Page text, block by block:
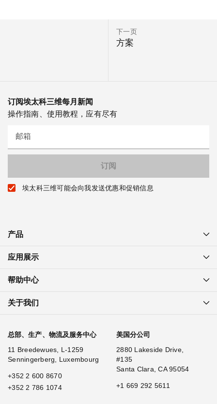
下一页
方案
订阅埃太科三维每月新闻
操作指南、使用教程，应有尽有
邮箱
埃太科三维可能会向我发送优惠和促销信息
产品
应用展示
帮助中心
关于我们
总部、生产、物流及服务中心
11 Breedewues, L-1259
Senningerberg, Luxembourg
+352 2 600 8670
+352 2 786 1074
美国分公司
2880 Lakeside Drive,
#135
Santa Clara, CA 95054
+1 669 292 5611